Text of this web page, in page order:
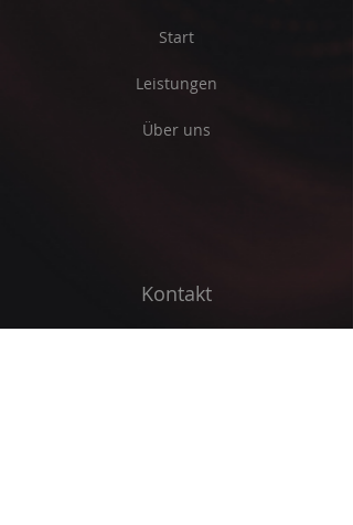
Start
Leistungen
Über uns
Kontakt